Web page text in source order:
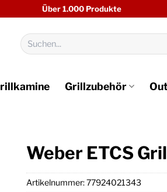
Über 1.000 Produkte
Suchen
nach:
Grillzubehör
Weber ETCS
Artikelnummer:77924021343